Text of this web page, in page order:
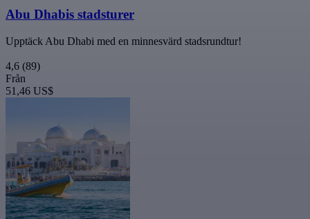
Abu Dhabis stadsturer
Upptäck Abu Dhabi med en minnesvärd stadsrundtur!
4,6 (89)
Från
51,46 US$